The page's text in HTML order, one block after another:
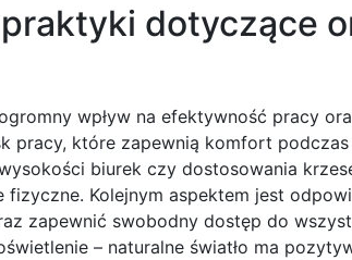
dotyczące
wpływ na efektywność pracy
pracy, które zapewnią komfort
biurek czy dostosowania
Kolejnym aspektem jest
zapewnić swobodny dostęp do
– naturalne światło ma